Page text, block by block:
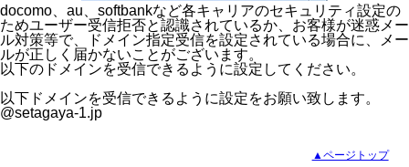
docomo、au、softbankなど各キャリアのセキュリティ設定の
ためユーザー受信拒否と認識されているか、お客様が迷惑メー
ル対策等で、ドメイン指定受信を設定されている場合に、メー
ルが正しく届かないことがございます。
以下のドメインを受信できるように設定してください。
以下ドメインを受信できるように設定をお願い致します。
@setagaya-1.jp
▲ページトップ